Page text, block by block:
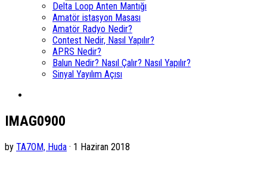
Delta Loop Anten Mantığı
Amatör istasyon Masası
Amatör Radyo Nedir?
Contest Nedir, Nasıl Yapılır?
APRS Nedir?
Balun Nedir? Nasıl Çalır? Nasıl Yapılır?
Sinyal Yayılım Açısı
IMAG0900
by TA7OM, Huda · 1 Haziran 2018